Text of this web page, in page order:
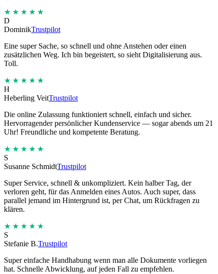
★★★★★
D
DominikTrustpilot
Eine super Sache, so schnell und ohne Anstehen oder einen
zusätzlichen Weg. Ich bin begeistert, so sieht Digitalisierung aus.
Toll.
★★★★★
H
Heberling VeitTrustpilot
Die online Zulassung funktioniert schnell, einfach und sicher.
Hervorragender persönlicher Kundenservice — sogar abends um 21
Uhr! Freundliche und kompetente Beratung.
★★★★★
S
Susanne SchmidtTrustpilot
Super Service, schnell & unkompliziert. Kein halber Tag, der
verloren geht, für das Anmelden eines Autos. Auch super, dass
parallel jemand im Hintergrund ist, per Chat, um Rückfragen zu
klären.
★★★★★
S
Stefanie B.Trustpilot
Super einfache Handhabung wenn man alle Dokumente vorliegen
hat. Schnelle Abwicklung, auf jeden Fall zu empfehlen.